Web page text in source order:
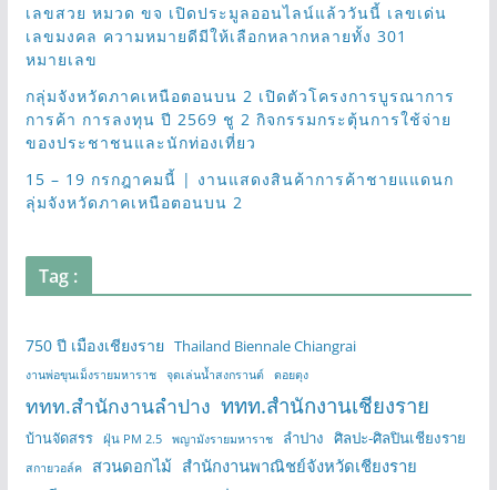
เลขสวย หมวด ขจ เปิดประมูลออนไลน์แล้ววันนี้ เลขเด่น
เลขมงคล ความหมายดีมีให้เลือกหลากหลายทั้ง 301
หมายเลข
กลุ่มจังหวัดภาคเหนือตอนบน 2 เปิดตัวโครงการบูรณาการ
การค้า การลงทุน ปี 2569 ชู 2 กิจกรรมกระตุ้นการใช้จ่าย
ของประชาชนและนักท่องเที่ยว
15 – 19 กรกฎาคมนี้ | งานแสดงสินค้าการค้าชายแแดนก
ลุ่มจังหวัดภาคเหนือตอนบน 2
Tag :
750 ปี เมืองเชียงราย Thailand Biennale Chiangrai
งานพ่อขุนเม็งรายมหาราช จุดเล่นน้ำสงกรานต์ ดอยตุง
ททท.สำนักงานลำปาง ททท.สำนักงานเชียงราย
บ้านจัดสรร ฝุ่น PM 2.5 พญามังรายมหาราช ลำปาง ศิลปะ-ศิลปินเชียงราย
สกายวอล์ค สวนดอกไม้ สำนักงานพาณิชย์จังหวัดเชียงราย